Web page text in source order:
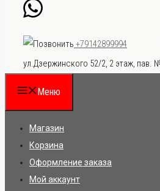
+79142899994
ул.Дзержинского 52/2, 2 этаж, пав.
Меню
Магазин
Корзина
Оформление заказа
Мой аккаунт